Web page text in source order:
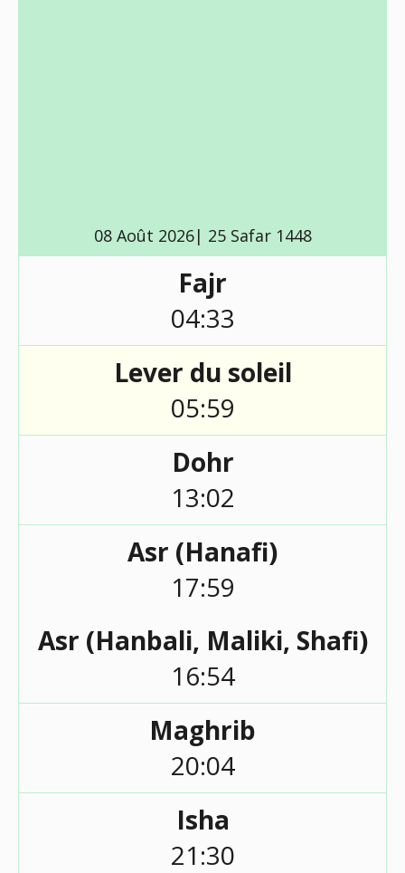
08 Août 2026| 25 Safar 1448
Fajr
04:33
Lever du soleil
05:59
Dohr
13:02
Asr (Hanafi)
17:59
Asr (Hanbali, Maliki, Shafi)
16:54
Maghrib
20:04
Isha
21:30